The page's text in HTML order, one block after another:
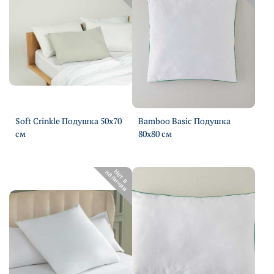
Soft Crinkle Подушка 50х70
см
Bamboo Basic Подушка
80х80 см
Н
е
т
в
н
а
л
и
ч
и
и